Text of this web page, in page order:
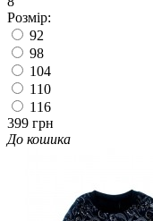
Розмір:
92
98
104
110
116
399 грн
До кошика